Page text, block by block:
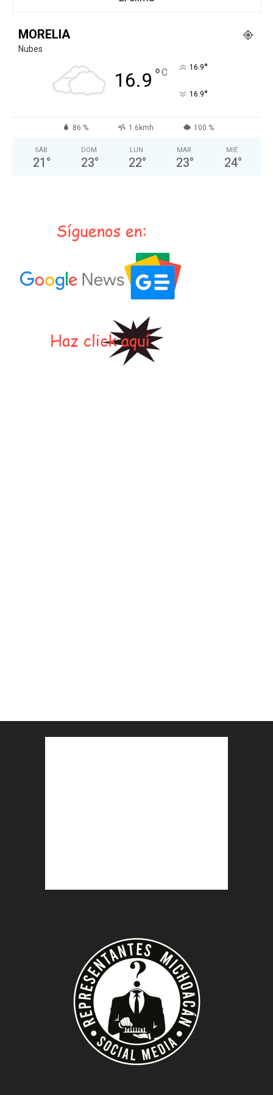
MORELIA
Nubes
16.9 °C 16.9°
16.9°
86 % 1.6kmh 100 %
SÁB
21 °
DOM
23°
LUN
22°
MAR
23°
MIÉ
24°